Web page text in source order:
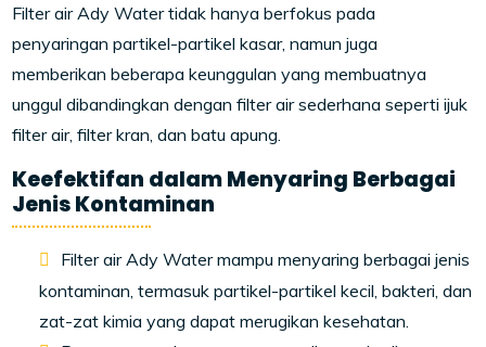
Filter air Ady Water tidak hanya berfokus pada
penyaringan partikel-partikel kasar, namun juga
memberikan beberapa keunggulan yang membuatnya
unggul dibandingkan dengan filter air sederhana seperti ijuk
filter air, filter kran, dan batu apung.
Keefektifan dalam Menyaring Berbagai
Jenis Kontaminan
Filter air Ady Water mampu menyaring berbagai jenis
kontaminan, termasuk partikel-partikel kecil, bakteri, dan
zat-zat kimia yang dapat merugikan kesehatan.